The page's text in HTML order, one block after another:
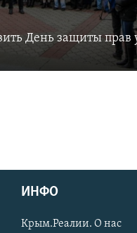
День защиты прав
ИНФО
Крым.Реалии. О нас